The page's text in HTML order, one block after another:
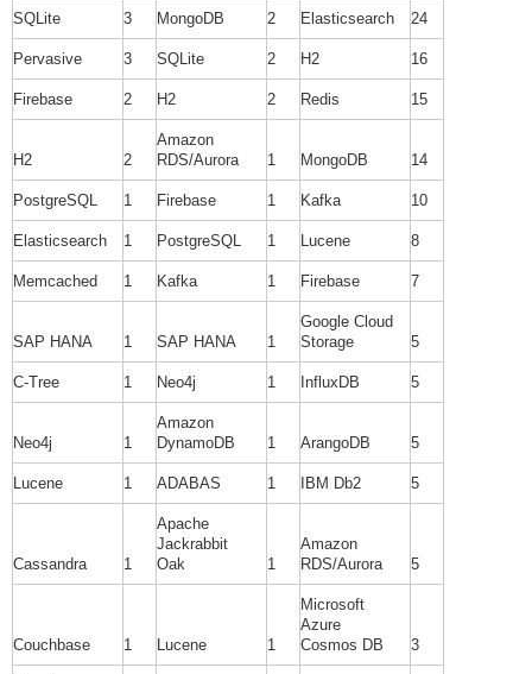
SQLite 3 MongoDB 2 Elasticsearch 24
Pervasive 3 SQLite 2 H2 16
Firebase 2 H2 2 Redis 15
H2 2
Amazon
RDS/Aurora
1 MongoDB 14
PostgreSQL 1 Firebase 1 Kafka 10
Elasticsearch 1 PostgreSQL 1 Lucene 8
Memcached 1 Kafka 1 Firebase 7
SAP HANA 1 SAP HANA 1
Google Cloud
Storage
5
C-Tree 1 Neo4j 1 InfluxDB 5
Neo4j 1
Amazon
DynamoDB
1 ArangoDB 5
Lucene 1 ADABAS 1 IBM Db2 5
Cassandra 1
Apache
Jackrabbit
Oak
1
Amazon
RDS/Aurora
5
Couchbase 1 Lucene 1
Microsoft
Azure
Cosmos DB
3